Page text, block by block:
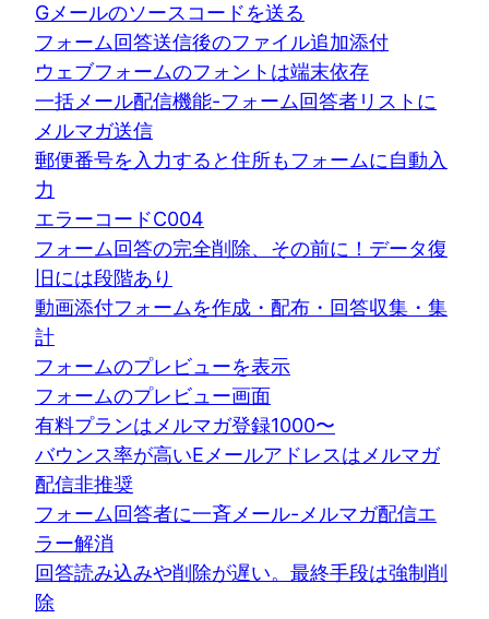
Gメールのソースコードを送る
フォーム回答送信後のファイル追加添付
ウェブフォームのフォントは端末依存
一括メール配信機能-フォーム回答者リストに
メルマガ送信
郵便番号を入力すると住所もフォームに自動入
力
エラーコードC004
フォーム回答の完全削除、その前に！データ復
旧には段階あり
動画添付フォームを作成・配布・回答収集・集
計
フォームのプレビューを表示
フォームのプレビュー画面
有料プランはメルマガ登録1000〜
バウンス率が高いEメールアドレスはメルマガ
配信非推奨
フォーム回答者に一斉メール-メルマガ配信エ
ラー解消
回答読み込みや削除が遅い。最終手段は強制削
除